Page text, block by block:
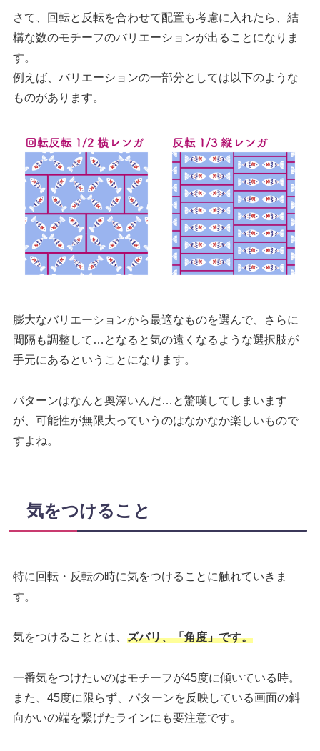
さて、回転と反転を合わせて配置も考慮に入れたら、結
構な数のモチーフのバリエーションが出ることになりま
す。
例えば、バリエーションの一部分としては以下のような
ものがあります。
膨大なバリエーションから最適なものを選んで、さらに
間隔も調整して…となると気の遠くなるような選択肢が
手元にあるということになります。
パターンはなんと奥深いんだ…と驚嘆してしまいます
が、可能性が無限大っていうのはなかなか楽しいもので
すよね。
気をつけること
特に回転・反転の時に気をつけることに触れていきま
す。
気をつけることとは、ズバリ、「角度」です。
一番気をつけたいのはモチーフが45度に傾いている時。
また、45度に限らず、パターンを反映している画面の斜
向かいの端を繋げたラインにも要注意です。